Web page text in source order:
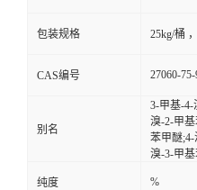
包装规格 25kg/桶
CAS编号 27060-75-
别名
3-甲基-4-
溴-2-甲
苯甲醚
溴-3-甲
纯度 %